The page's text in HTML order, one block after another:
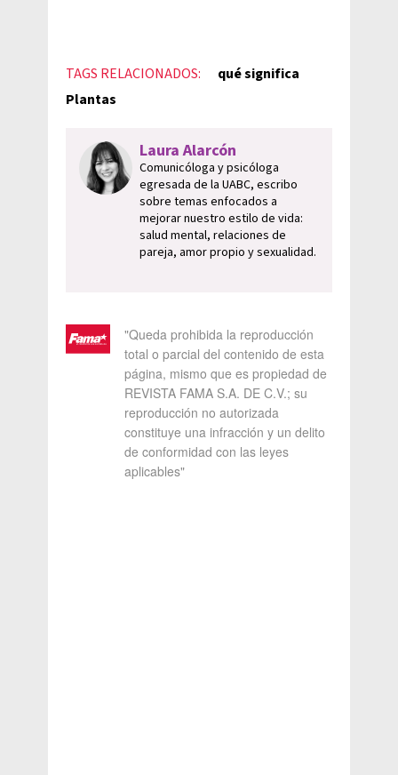
TAGS RELACIONADOS:
qué significa
Plantas
Laura Alarcón
Comunicóloga y psicóloga
egresada de la UABC, escribo
sobre temas enfocados a
mejorar nuestro estilo de vida:
salud mental, relaciones de
pareja, amor propio y sexualidad.
"Queda prohibida la reproducción
total o parcial del contenido de esta
página, mismo que es propiedad de
REVISTA FAMA S.A. DE C.V.; su
reproducción no autorizada
constituye una infracción y un delito
de conformidad con las leyes
aplicables"